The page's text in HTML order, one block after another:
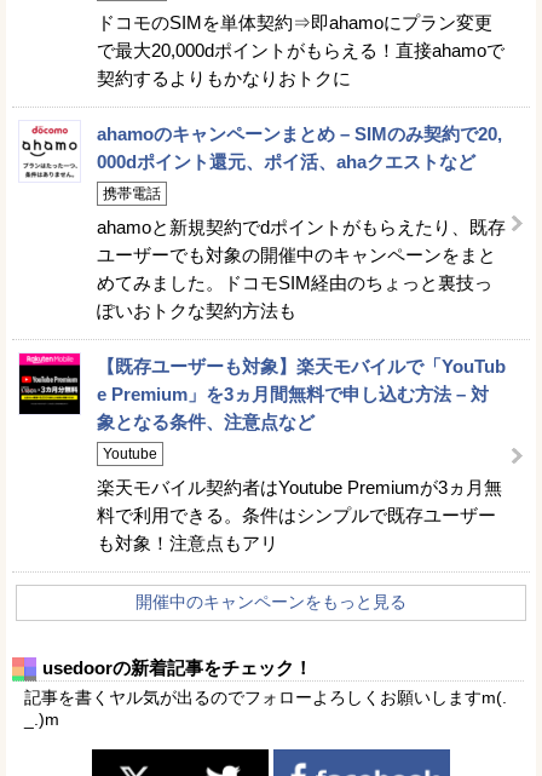
ドコモのSIMを単体契約⇒即ahamoにプラン変更
で最大20,000dポイントがもらえる！直接ahamoで
契約するよりもかなりおトクに
ahamoのキャンペーンまとめ – SIMのみ契約で20,
000dポイント還元、ポイ活、ahaクエストなど
携帯電話
ahamoと新規契約でdポイントがもらえたり、既存
ユーザーでも対象の開催中のキャンペーンをまと
めてみました。ドコモSIM経由のちょっと裏技っ
ぽいおトクな契約方法も
【既存ユーザーも対象】楽天モバイルで「YouTub
e Premium」を3ヵ月間無料で申し込む方法 – 対
象となる条件、注意点など
Youtube
楽天モバイル契約者はYoutube Premiumが3ヵ月無
料で利用できる。条件はシンプルで既存ユーザー
も対象！注意点もアリ
開催中のキャンペーンをもっと見る
usedoorの新着記事をチェック！
記事を書くヤル気が出るのでフォローよろしくお願いしますm(.
_.)m